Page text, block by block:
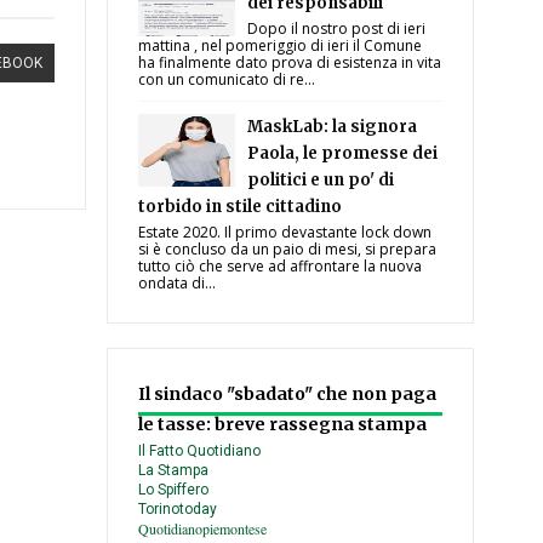
Dopo il nostro post di ieri
mattina , nel pomeriggio di ieri il Comune
ha finalmente dato prova di esistenza in vita
con un comunicato di re...
MaskLab: la signora
Paola, le promesse dei
politici e un po' di
torbido in stile cittadino
Estate 2020. Il primo devastante lock down
si è concluso da un paio di mesi, si prepara
tutto ciò che serve ad affrontare la nuova
ondata di...
Il sindaco "sbadato" che non paga
le tasse: breve rassegna stampa
Il Fatto Quotidiano
La Stampa
Lo Spiffero
Torinotoday
Quotidianopiemontese